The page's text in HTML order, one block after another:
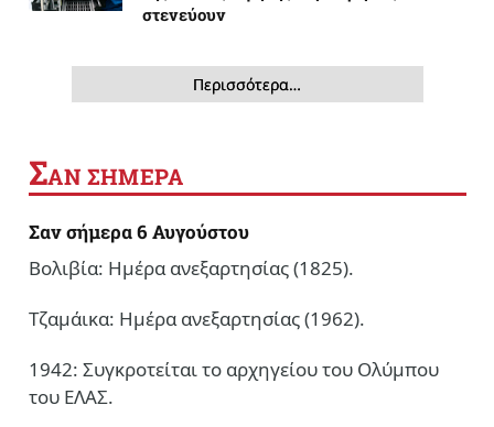
στενεύουν
Περισσότερα…
ΣΑΝ ΣΗΜΕΡΑ
Σαν σήμερα 6 Αυγούστου
Βολιβία: Ημέρα ανεξαρτησίας (1825).
Τζαμάικα: Ημέρα ανεξαρτησίας (1962).
1942: Συγκροτείται το αρχηγείου του Ολύμπου
του ΕΛΑΣ.